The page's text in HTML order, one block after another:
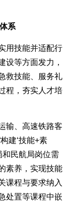
系
用技能并适配行
设等方面发力，
救技能、服务礼
程，夯实人才培
输、高速铁路客
建‘技能+素
和民航局岗位需
素养，实现技能
课程与要求纳入
处置等课程中嵌